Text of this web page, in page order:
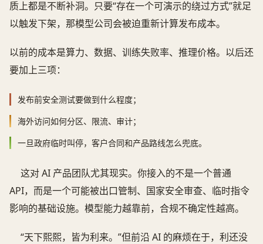
质上都是不断补洞。只要“存在一个可演示的绕过方式”就足
以触发下架，那模型公司会被迫重新计算发布成本。
以前的成本是算力、数据、训练失败率、推理价格。以后还
要加上三项：
发布前安全测试要做到什么程度；
海外访问如何分区、限流、审计；
一旦政府临时叫停，客户合同和产品路线怎么兜底。
这对 AI 产品团队尤其现实。你接入的不是一个普通
API，而是一个可能被出口管制、国家安全审查、临时指令
影响的基础设施。模型能力越靠前，合规不确定性越高。
“天下熙熙，皆为利来。”但前沿 AI 的麻烦在于，利还没